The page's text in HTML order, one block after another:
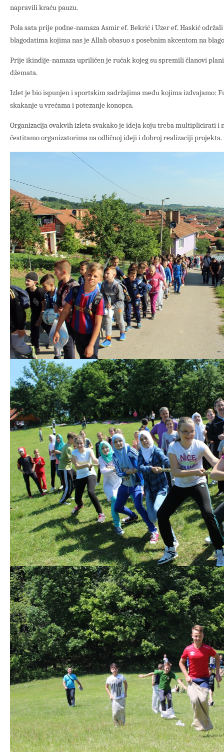
napravili kraću pauzu.
Pola sata prije podne-namaza Asmir ef. Bekrić i Uzer ef. Haskić
blagodatima kojima nas je Allah obasuo s posebnim akcentom na
Prije ikindije-namaza upriličen je ručak kojeg su spremili članovi
džemata.
Izlet je bio ispunjen i sportskim sadržajima među kojima izdvajamo:
skakanje u vrećama i potezanje konopca.
Organizacija ovakvih izleta svakako je ideja koju treba multiplicirati i
čestitamo organizatorima na odličnoj ideji i dobroj realizaciji projekta.